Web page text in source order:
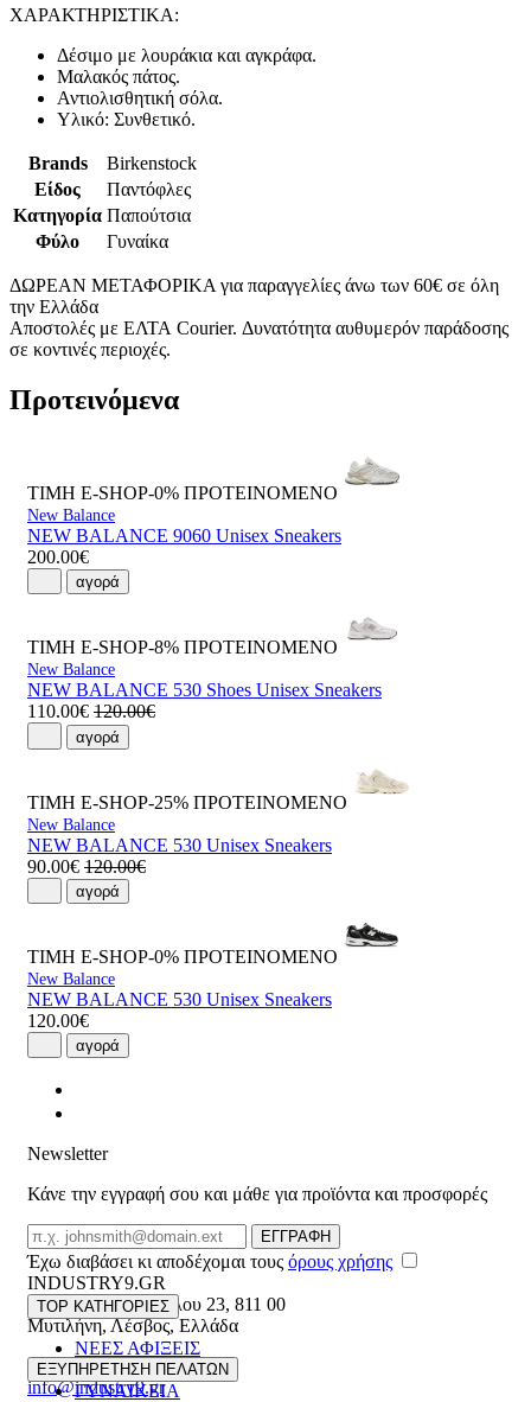
ΧΑΡΑΚΤΗΡΙΣΤΙΚΑ:
Δέσιμο με λουράκια και αγκράφα.
Μαλακός πάτος.
Αντιολισθητική σόλα.
Υλικό: Συνθετικό.
Brands
Birkenstock
Είδος
Παντόφλες
Κατηγορία Παπούτσια
Φύλο
Γυναίκα
ΔΩΡΕΑΝ ΜΕΤΑΦΟΡΙΚΑ για παραγγελίες άνω των 60€ σε όλη
την Ελλάδα
Αποστολές με ΕΛΤΑ Courier. Δυνατότητα αυθυμερόν παράδοσης
σε κοντινές περιοχές.
Προτεινόμενα
ΤΙΜΗ E-SHOP-0% ΠΡΟΤΕΙΝΟΜΕΝΟ
New Balance
NEW BALANCE 9060 Unisex Sneakers
200.00€
αγορά
ΤΙΜΗ E-SHOP-8% ΠΡΟΤΕΙΝΟΜΕΝΟ
New Balance
NEW BALANCE 530 Shoes Unisex Sneakers
110.00€ 120.00€
αγορά
ΤΙΜΗ E-SHOP-25% ΠΡΟΤΕΙΝΟΜΕΝΟ
New Balance
NEW BALANCE 530 Unisex Sneakers
90.00€ 120.00€
αγορά
ΤΙΜΗ E-SHOP-0% ΠΡΟΤΕΙΝΟΜΕΝΟ
New Balance
NEW BALANCE 530 Unisex Sneakers
120.00€
αγορά
Newsletter
Κάνε την εγγραφή σου και μάθε για προϊόντα και προσφορές
Email
ΕΓΓΡΑΦΗ
Έχω διαβάσει κι αποδέχομαι τους όρους χρήσης
INDUSTRY9.GR
Ελευθέριου Βενιζέλου 23, 811 00
Μυτιλήνη,Λέσβος,Ελλάδα
22510 55629
info@industry9.gr
TOP ΚΑΤΗΓΟΡΙΕΣ
ΝΕΕΣ ΑΦΙΞΕΙΣ
ΑΝΔΡΙΚΑ
ΓΥΝΑΙΚΕΙΑ
ΕΞΥΠΗΡΕΤΗΣΗ ΠΕΛΑΤΩΝ